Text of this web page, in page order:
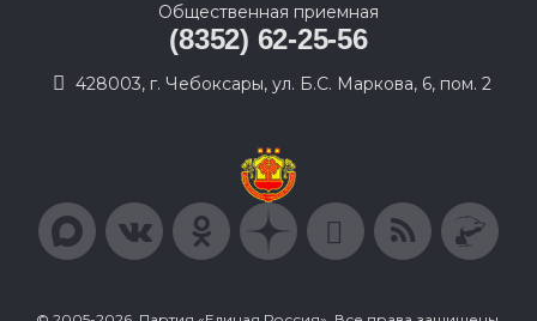
Общественная приемная
(8352) 62-25-56
428003, г. Чебоксары, ул. Б.С. Маркова, 6, пом. 2